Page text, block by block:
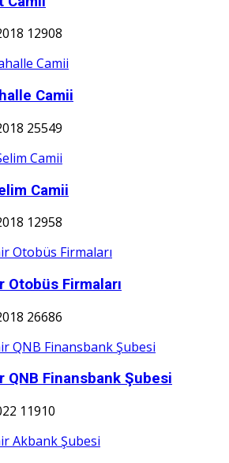
12908
Camii
25549
Camii
12958
Otobüs Firmaları
26686
QNB Finansbank Şubesi
11910